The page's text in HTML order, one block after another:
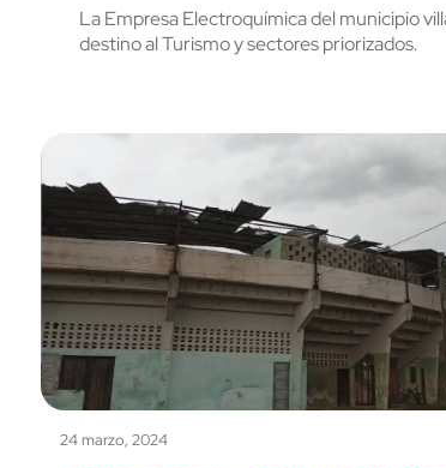
La Empresa Electroquímica del municipio
destino al Turismo y sectores priorizados.
24 marzo, 2024